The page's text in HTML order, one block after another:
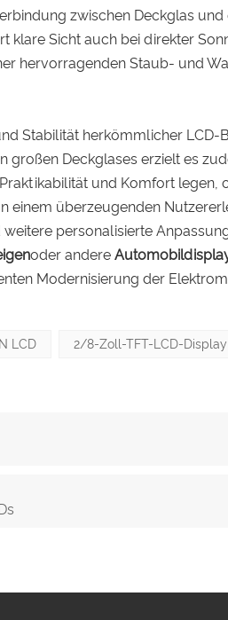
zwischen Deckglas
klare Sicht auch bei direkter
hervorragenden Staub- und
Stabilität herkömmlicher LCD-
großen Deckglases erzielt es
und Komfort legen,
einem überzeugenden
personalisierte
oder andere
Modernisierung der
LCD 2/8-Zoll-TFT-LCD-Display